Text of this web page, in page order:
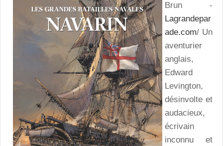
Brun -
Lagrandepar
ade.com/ Un
aventurier
anglais,
Edward
Levington,
désinvolte et
audacieux,
écrivain
inconnu et